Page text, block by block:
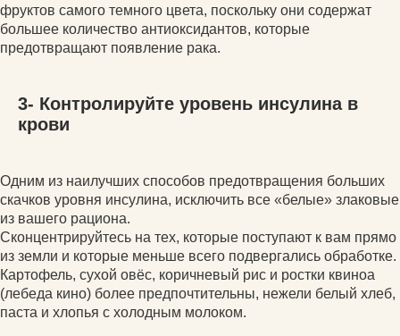
фруктов самого темного цвета, поскольку они содержат
большее количество антиоксидантов, которые
предотвращают появление рака.
3- Контролируйте уровень инсулина в
крови
Одним из наилучших способов предотвращения больших
скачков уровня инсулина, исключить все «белые» злаковые
из вашего рациона.
Сконцентрируйтесь на тех, которые поступают к вам прямо
из земли и которые меньше всего подвергались обработке.
Картофель, сухой овёс, коричневый рис и ростки квиноа
(лебеда кино) более предпочтительны, нежели белый хлеб,
паста и хлопья с холодным молоком.